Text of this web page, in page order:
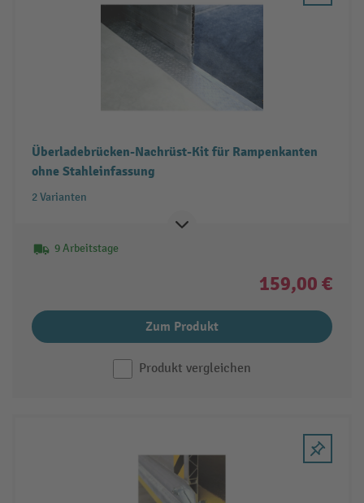
Überladebrücken-Nachrüst-Kit für Rampenkanten
ohne Stahleinfassung
2 Varianten
9 Arbeitstage
159,00 €
Zum Produkt
Produkt vergleichen